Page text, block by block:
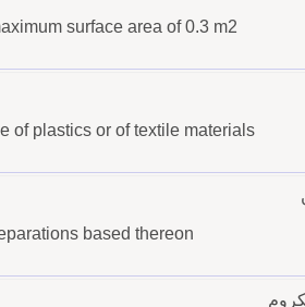
surface area of 0.3 m2
of plastics or of textile materials
based thereon